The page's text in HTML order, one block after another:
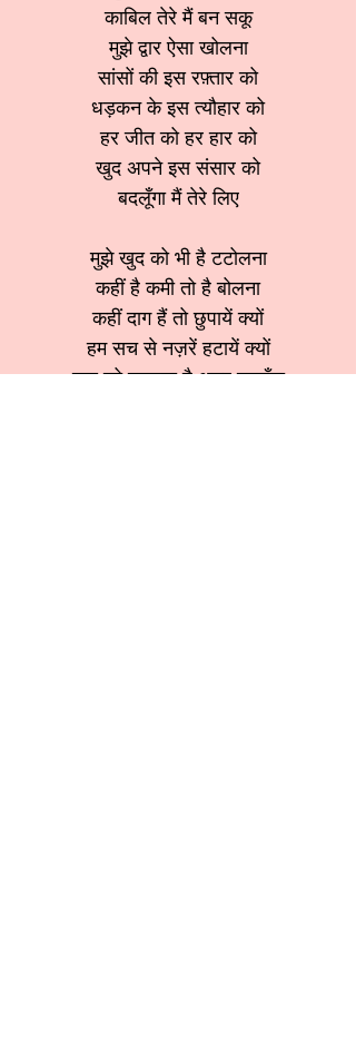
काबिल तेरे मैं बन सकू
मुझे द्वार ऐसा खोलना
सांसों की इस रफ़्तार को
धड़कन के इस त्यौहार को
हर जीत को हर हार को
खुद अपने इस संसार को
बदलूँगा मैं तेरे लिए
मुझे खुद को भी है टटोलना
कहीं है कमी तो है बोलना
कहीं दाग हैं तो छुपायें क्यों
हम सच से नज़रें हटायें क्यों
खुद को बदलना है अगर बदलूँगा